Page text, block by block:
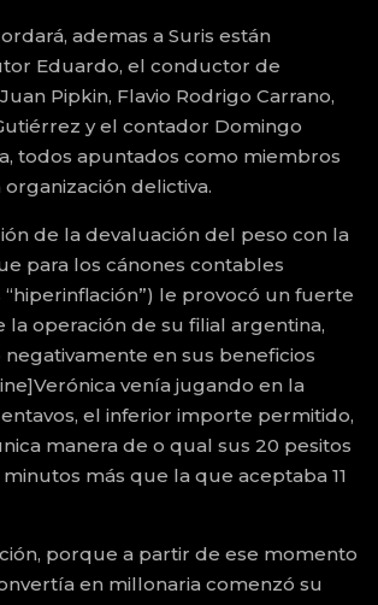
ademas a Suris están
Eduardo, el conductor de
Pipkin, Flavio Rodrigo Carrano,
y el contador Domingo
todos apuntados como miembros
delictiva.
de la devaluación del peso con la
para los cánones contables
le provocó un fuerte
operación de su filial argentina,
en sus beneficios
venía jugando en la
el inferior importe permitido,
manera de o qual sus 20 pesitos
más que la que aceptaba 11
porque a partir de ese momento
en millonaria comenzó su